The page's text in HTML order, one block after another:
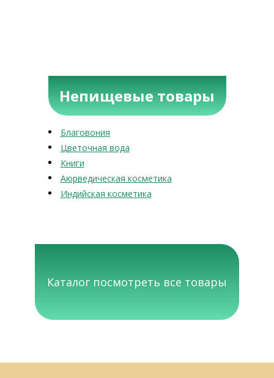
Непищевые товары
Благовония
Цветочная вода
Книги
Аюрведическая косметика
Индийская косметика
Каталог посмотреть все товары